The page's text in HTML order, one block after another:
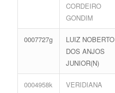
CORDEIRO
GONDIM
0007727g
LUIZ NOBERTO
DOS ANJOS
JUNIOR(N)
0004958k
VERIDIANA